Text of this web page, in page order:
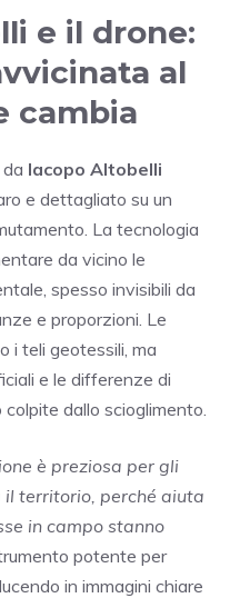
e il drone:
al
cambia
da Iacopo Altobelli
e dettagliato su un
La tecnologia
da vicino le
spesso invisibili da
e proporzioni. Le
i teli geotessili, ma
e le differenze di
dallo scioglimento.
è preziosa per gli
territorio, perché aiuta
in campo stanno
potente per
in immagini chiare